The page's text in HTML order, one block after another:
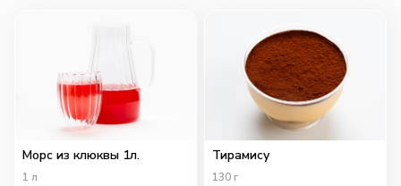
Морс из клюквы 1л.
1 л
Тирамису
130 г